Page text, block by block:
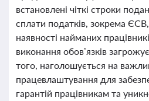
встановлені чіткі строки
сплати податків, зокрема
наявності найманих
виконання обов’язків
того, наголошується на
працевлаштування для
гарантій працівникам та